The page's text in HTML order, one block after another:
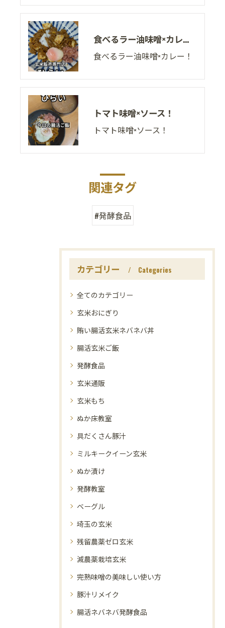
食べるラー油味噌×カレー！
食べるラー油味噌×カレー！
トマト味噌×ソース！
トマト味噌×ソース！
関連タグ
#発酵食品
カテゴリー Categories
全てのカテゴリー
玄米おにぎり
賄い腸活玄米ネバネバ丼
腸活玄米ご飯
発酵食品
玄米通販
玄米もち
ぬか床教室
具だくさん豚汁
ミルキークイーン玄米
ぬか漬け
発酵教室
ベーグル
埼玉の玄米
残留農薬ゼロ玄米
減農薬栽培玄米
完熟味噌の美味しい使い方
豚汁リメイク
腸活ネバネバ発酵食品